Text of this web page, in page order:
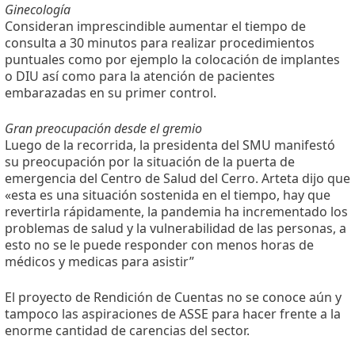
Ginecología
Consideran imprescindible aumentar el tiempo de
consulta a 30 minutos para realizar procedimientos
puntuales como por ejemplo la colocación de implantes
o DIU así como para la atención de pacientes
embarazadas en su primer control.
Gran preocupación desde el gremio
Luego de la recorrida, la presidenta del SMU manifestó
su preocupación por la situación de la puerta de
emergencia del Centro de Salud del Cerro. Arteta dijo que
«esta es una situación sostenida en el tiempo, hay que
revertirla rápidamente, la pandemia ha incrementado los
problemas de salud y la vulnerabilidad de las personas, a
esto no se le puede responder con menos horas de
médicos y medicas para asistir”
El proyecto de Rendición de Cuentas no se conoce aún y
tampoco las aspiraciones de ASSE para hacer frente a la
enorme cantidad de carencias del sector.